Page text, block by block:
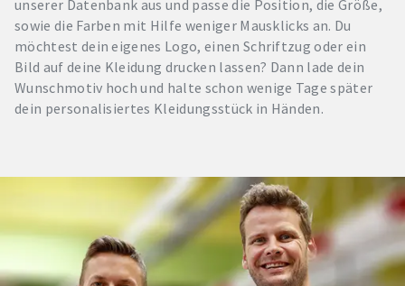
unserer Datenbank aus und passe die Position, die Größe,
sowie die Farben mit Hilfe weniger Mausklicks an. Du
möchtest dein eigenes Logo, einen Schriftzug oder ein
Bild auf deine Kleidung drucken lassen? Dann lade dein
Wunschmotiv hoch und halte schon wenige Tage später
dein personalisiertes Kleidungsstück in Händen.